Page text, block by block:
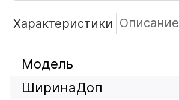
Характеристики Описание
Модель
ШиринаДоп